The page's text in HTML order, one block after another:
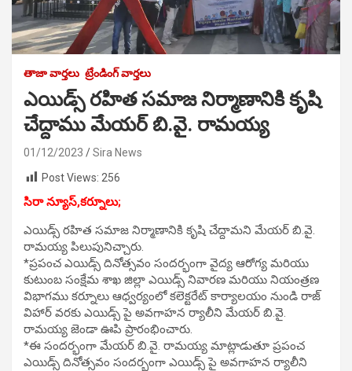
తాజా వార్తలు ట్రేండింగ్ వార్తలు
ఎయిడ్స్ రహిత సమాజ నిర్మాణానికి కృషి
చేద్దాము మేయర్ బి.వై. రామయ్య
01/12/2023
Sira News
Post Views: 256
సిరా న్యూస్,కర్నూలు;
ఎయిడ్స్ రహిత సమాజ నిర్మాణానికి కృషి చేద్దామని మేయర్ బి.వై.
రామయ్య పిలుపునిచ్చారు.
*ప్రపంచ ఎయిడ్స్ దినోత్సవం సందర్భంగా వైద్య ఆరోగ్య మరియు
కుటుంబ సంక్షేమ శాఖ జిల్లా ఎయిడ్స్ నివారణ మరియు నియంత్రణ
విభాగము కర్నూలు ఆధ్వర్యంలో కలెక్టరేట్ కార్యాలయం నుండి రాజ్
విహార్ వరకు ఎయిడ్స్ పై అవగాహన ర్యాలీని మేయర్ బి.వై.
రామయ్య జెండా ఊపి ప్రారంభించారు.
*ఈ సందర్భంగా మేయర్ బి.వై. రామయ్య మాట్లాడుతూ ప్రపంచ
ఎయిడ్స్ దినోత్సవం సందర్భంగా ఎయిడ్స్ పై అవగాహన ర్యాలీని